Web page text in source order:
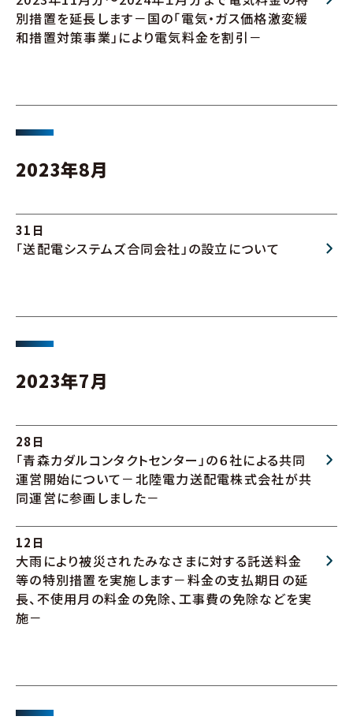
別措置を延長します－国の「電気・ガス価格激変緩
和措置対策事業」により電気料金を割引－
2023年8月
31日
「送配電システムズ合同会社」の設立について
2023年7月
28日
「青森カダルコンタクトセンター」の６社による共同
運営開始について－北陸電力送配電株式会社が共
同運営に参画しました－
12日
大雨により被災されたみなさまに対する託送料金
等の特別措置を実施します－料金の支払期日の延
長、不使用月の料金の免除、工事費の免除などを実
施－